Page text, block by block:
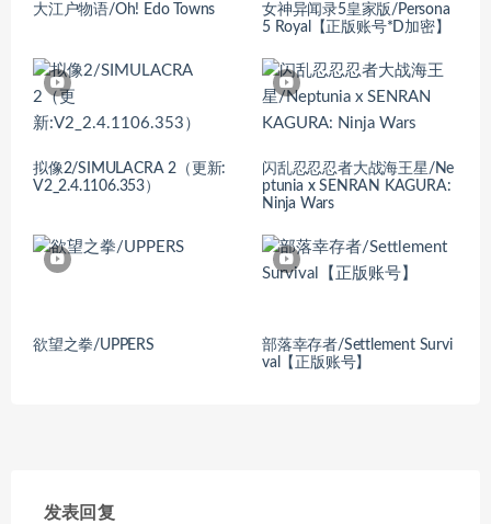
大江户物语/Oh! Edo Towns
女神异闻录5皇家版/Persona
5 Royal【正版账号*D加密】
拟像2/SIMULACRA 2（更新:
V2_2.4.1106.353）
闪乱忍忍忍者大战海王星/Ne
ptunia x SENRAN KAGURA:
Ninja Wars
欲望之拳/UPPERS
部落幸存者/Settlement Survi
val【正版账号】
发表回复